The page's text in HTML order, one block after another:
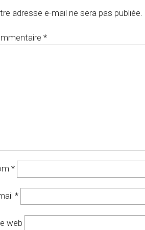
adresse e-mail ne sera pas publiée.
*
*
*
web